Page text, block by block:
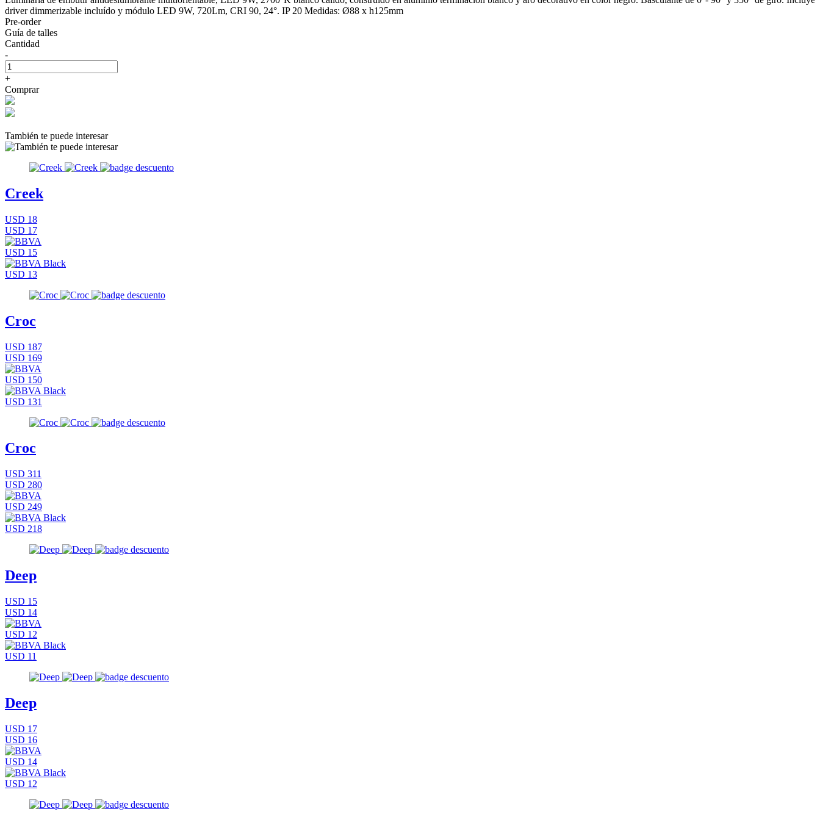
driver dimmerizable incluído y módulo LED 9W, 720Lm, CRI 90, 24°. IP 20 Medidas: Ø88 x h125mm
Pre-order
Guía de talles
Cantidad
-
+
Comprar
También te puede interesar
Creek
USD 18
USD 17
USD 15
USD 13
Croc
USD 187
USD 169
USD 150
USD 131
Croc
USD 311
USD 280
USD 249
USD 218
Deep
USD 15
USD 14
USD 12
USD 11
Deep
USD 17
USD 16
USD 14
USD 12